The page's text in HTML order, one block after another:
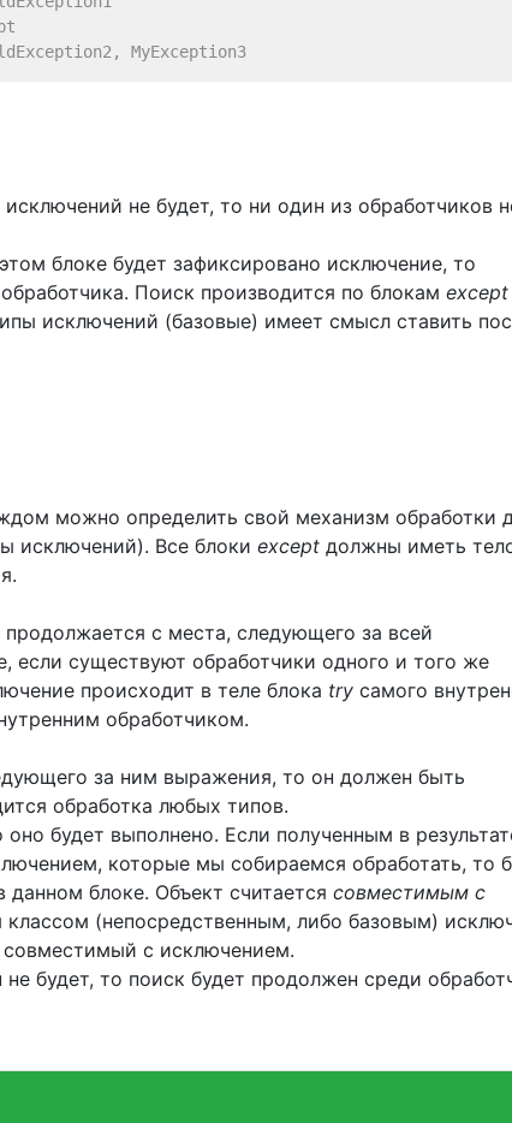
MyException3
не будет, то ни один из обработчиков
блоке будет зафиксировано исключение, то
Поиск производится по блокам except
исключений (базовые) имеет смысл ставить
можно определить свой механизм обработки
исключений). Все блоки except должны иметь
с места, следующего за всей
если существуют обработчики одного и того же
происходит в теле блока try самого
обработчиком.
за ним выражения, то он должен быть
обработка любых типов.
будет выполнено. Если полученным в
которые мы собираемся обработать, то
блоке. Объект считается совместимым с
классом (непосредственным, либо базовым)
с исключением.
будет, то поиск будет продолжен среди